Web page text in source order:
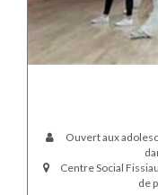
Ouvert aux
Centre Social
de